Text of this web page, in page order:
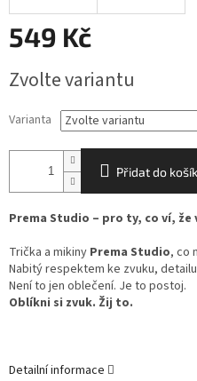
549 Kč
cena:
Zvolte variantu
Varianta
Přidat do
Prema Studio – pro ty, co ví, že
Trička a mikiny Prema Studio, co
Nabitý respektem ke zvuku,
Není to jen oblečení. Je to postoj.
Oblíkni si zvuk. Žij to.
Detailní informace